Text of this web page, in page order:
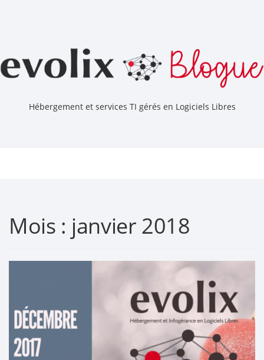
Hébergement et services TI gérés en Logiciels Libres
Mois : janvier 2018